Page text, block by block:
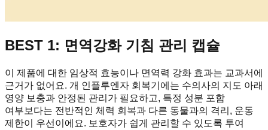
BEST 1: 면역강화 기침 관리 캡슐
이 제품에 대한 임상적 효능이나 면역력 강화 효과는 교과서에
근거가 없어요. 개 인플루엔자 회복기에는 수의사의 지도 아래
영양 보충과 안정된 관리가 필요하고, 특정 성분 포함
여부보다는 전반적인 체력 회복과 다른 동물과의 격리, 운동
제한이 우선이에요. 보호자가 쉽게 관리할 수 있도록 투여